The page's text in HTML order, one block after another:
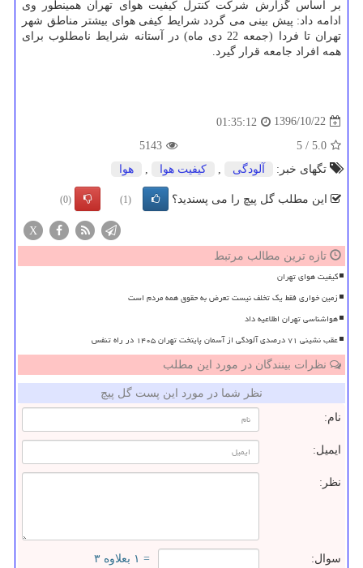
بر اساس گزارش شركت كنترل كیفیت هوای تهران همینطور وی
ادامه داد: پیش بینی می گردد شرایط كیفی هوای بیشتر مناطق شهر
تهران تا فردا (جمعه 22 دی ماه) در آستانه شرایط نامطلوب برای
همه افراد جامعه قرار گیرد.
1396/10/22
01:35:12
5.0
/
5
5143
تگهای خبر:
آلودگی , كیفیت هوا , هوا
این مطلب گل پیچ را می پسندید؟ (1)
(0)
X
تازه ترین مطالب مرتبط
کیفیت هوای تهران
زمین خواری فقط یک تخلف نیست تعرض به حقوق همه مردم است
هواشناسی تهران اطلاعیه داد
عقب نشینی ۷۱ درصدی آلودگی از آسمان پایتخت تهران ۱۴۰۵ در راه تنفس
نظرات بینندگان در مورد این مطلب
نظر شما در مورد این پست گل پیچ
نام:
ایمیل:
نظر:
سوال: = ۱ بعلاوه ۳